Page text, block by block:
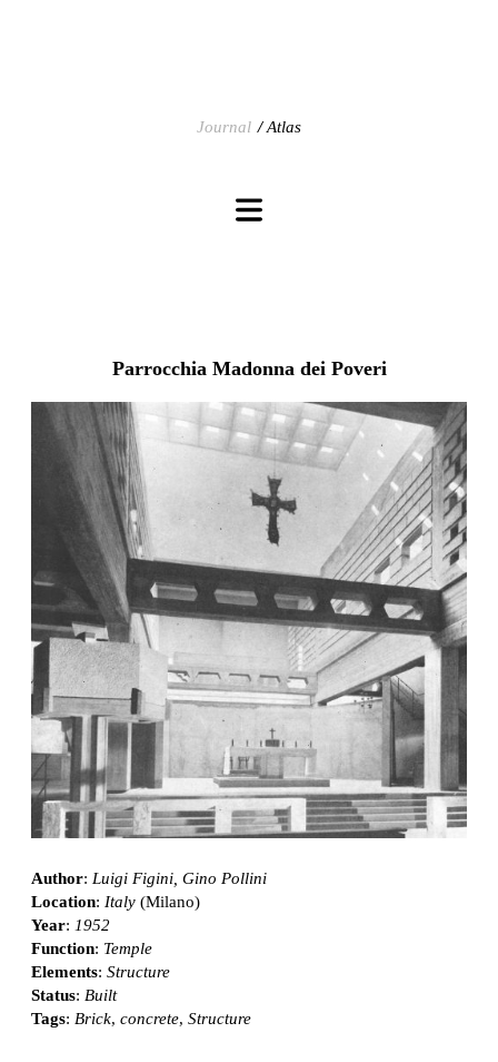
Journal Atlas
Parrocchia Madonna dei Poveri
Author: Luigi Figini, Gino Pollini
Location: Italy (Milano)
Year: 1952
Function: Temple
Elements: Structure
Status: Built
Tags: Brick, concrete, Structure